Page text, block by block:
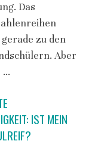
Das
zu den
Aber
…
IST MEIN